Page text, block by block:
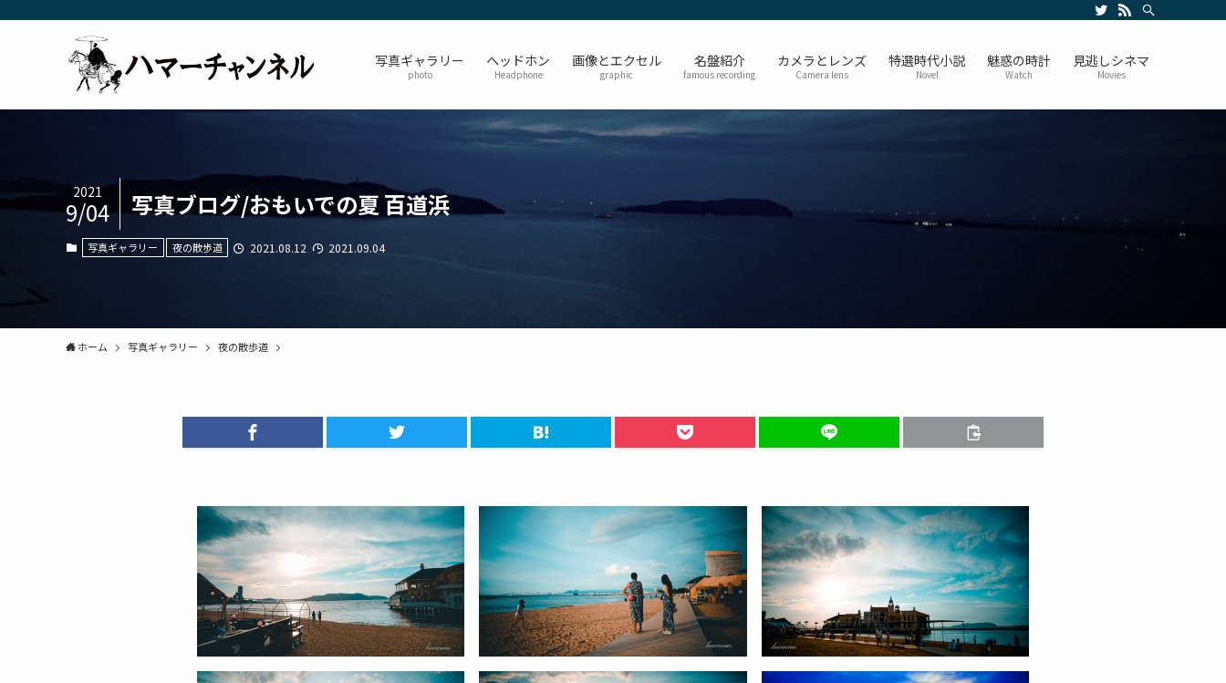
写真ギャラリー
photo
ヘッドホン
Headphone
画像とエクセル
graphic
名盤紹介
famous recording
カメラとレンズ
Camera lens
特選時代小説
Novel
魅惑の時計
Watch
見逃しシネマ
Movies
写真ブログ/おもいでの夏 百道浜
2021
9/04
写真ギャラリー 夜の散歩道 2021.08.12 2021.09.04
ホーム 写真ギャラリー 夜の散歩道